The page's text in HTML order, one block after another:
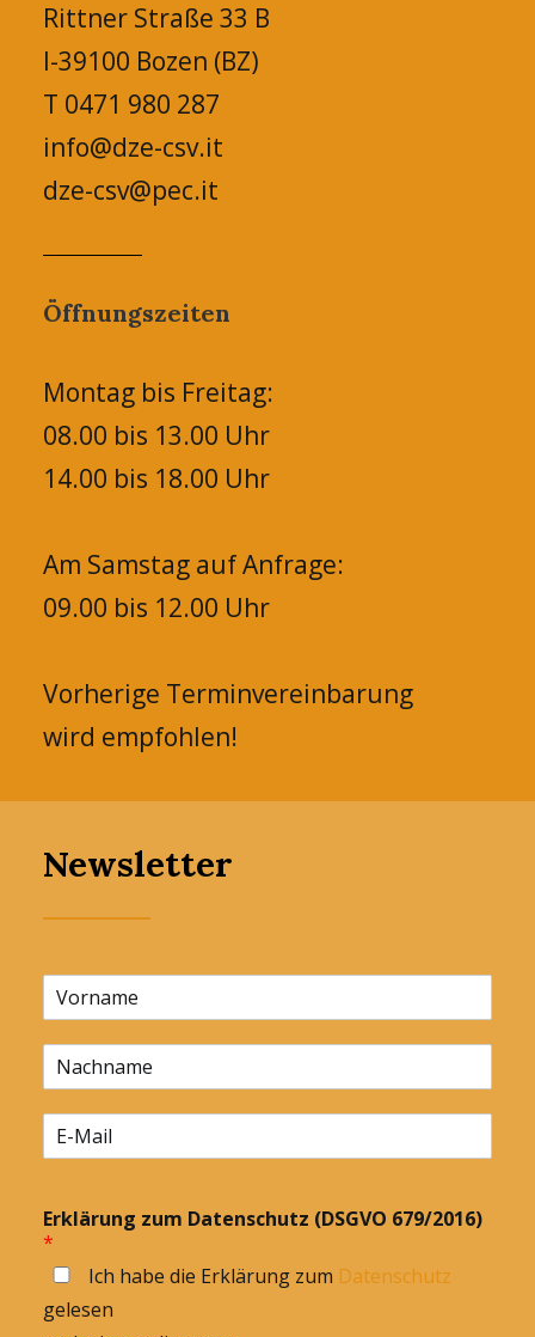
Rittner Straße 33 B
I-39100 Bozen (BZ)
T 0471 980 287
info@dze-csv.it
dze-csv@pec.it
Öffnungszeiten
Montag bis Freitag:
08.00 bis 13.00 Uhr
14.00 bis 18.00 Uhr
Am Samstag auf Anfrage:
09.00 bis 12.00 Uhr
Vorherige Terminvereinbarung
wird empfohlen!
Newsletter
Erklärung zum Datenschutz (DSGVO 679/2016)
*
Ich habe die Erklärung zum Datenschutz
gelesen